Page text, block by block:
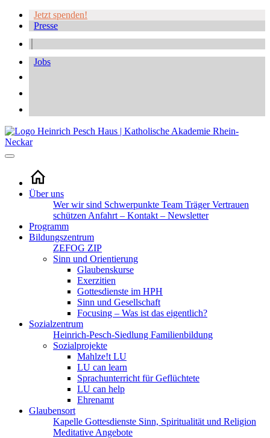
Jetzt spenden!
Presse
Jobs
Über uns
Wer wir sind Schwerpunkte Team TrägerVertrauen
schützen Anfahrt – Kontakt – Newsletter
Programm
Bildungszentrum
ZEFOG ZIP
Sinn und Orientierung
Glaubenskurse
Exerzitien
Gottesdienste im HPH
Sinn und Gesellschaft
Focusing – Was ist das eigentlich?
Sozialzentrum
Heinrich-Pesch-Siedlung Familienbildung
Sozialprojekte
Mahlze!t LU
LU can learn
Sprachunterricht für Geflüchtete
LU can help
Ehrenamt
Glaubensort
Kapelle Gottesdienste Sinn, Spiritualität und Religion
Meditative Angebote